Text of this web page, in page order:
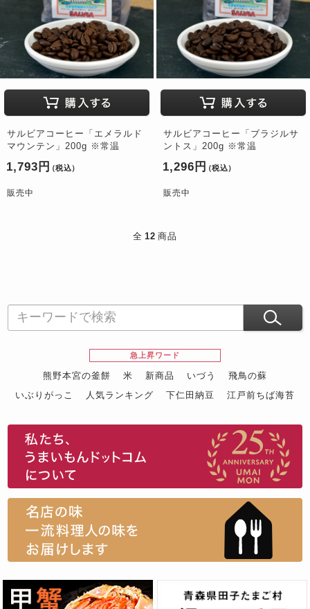
サルビアコーヒー「エメラルド
マウンテン」200g ※常温
1,793円 （税込）
販売中
サルビアコーヒー「ブラジルサ
ントス」200g ※常温
1,296円 （税込）
販売中
全 12 商品
急上昇ワード
熊野本宮の釜餅 米 新商品 いづう
飛鳥の蘇
いぶりがっこ
人気ランキング 下仁田納豆
江戸前ちば海苔